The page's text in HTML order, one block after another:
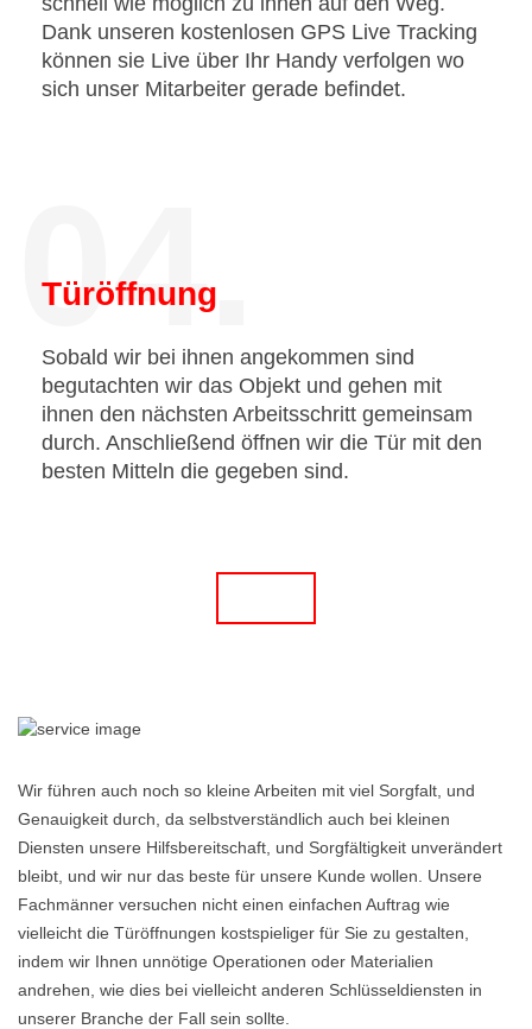
Dank unseren kostenlosen GPS Live Tracking
können sie Live über Ihr Handy verfolgen wo
sich unser Mitarbeiter gerade befindet.
04.
Türöffnung
Sobald wir bei ihnen angekommen sind
begutachten wir das Objekt und gehen mit
ihnen den nächsten Arbeitsschritt gemeinsam
durch. Anschließend öffnen wir die Tür mit den
besten Mitteln die gegeben sind.
Wir führen auch noch so kleine Arbeiten mit viel Sorgfalt, und
Genauigkeit durch, da selbstverständlich auch bei kleinen
Diensten unsere Hilfsbereitschaft, und Sorgfältigkeit unverändert
bleibt, und wir nur das beste für unsere Kunde wollen. Unsere
Fachmänner versuchen nicht einen einfachen Auftrag wie
vielleicht die Türöffnungen kostspieliger für Sie zu gestalten,
indem wir Ihnen unnötige Operationen oder Materialien
andrehen, wie dies bei vielleicht anderen Schlüsseldiensten in
unserer Branche der Fall sein sollte.